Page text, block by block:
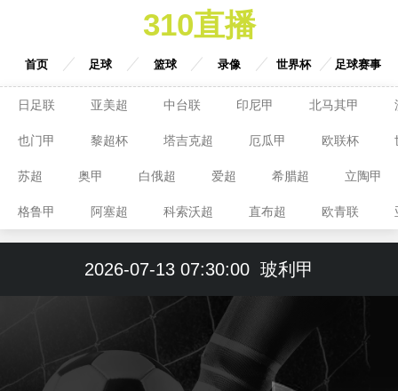
310直播
首页 足球 篮球 录像 世界杯 足球赛事
日足联 亚美超 中台联 印尼甲 北马其甲
也门甲 黎超杯 塔吉克超 厄瓜甲 欧联杯
苏超 奥甲 白俄超 爱超 希腊超 立陶甲
格鲁甲 阿塞超 科索沃超 直布超 欧青联
2026-07-13 07:30:00 玻利甲